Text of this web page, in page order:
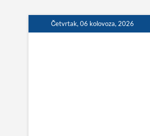
to
Četvrtak, 06 kolovoza, 2026